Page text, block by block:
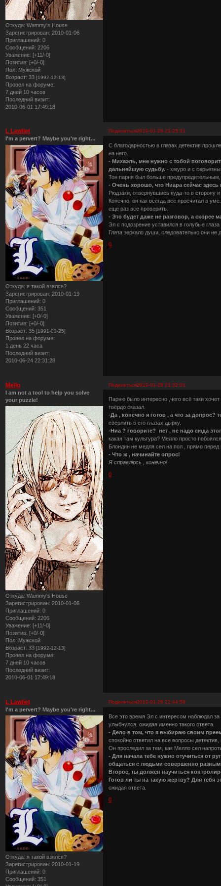
Откуда: Wammy's House
Зарегистрирован: 2010-01-06
Приглашений: 0
Сообщений: 2206
Уважение: [+11/-0]
Позитив: [+0/-0]
Пол: Мужской
Возраст: 33 [1992-12-13]
Провел на форуме:
7 дней 10 часов
Последний визит:
2010-06-01 17:49:18
Поделиться2010-01-28 21:25:31
L Lawliet
I'm a pervert? Maybe you're right...
Откуда: я такой взялся?
Зарегистрирован: 2010-01-19
Приглашений: 0
Сообщений: 351
Уважение: [+0/-0]
Позитив: [+0/-0]
Возраст: 35 [1991-03-25]
Провел на форуме:
1 день 22 часа
Последний визит:
2010-06-24 22:31:28
С благодарностью в глазах детектив
на него.
- Михаэль, мне нужно с тобой
дальнейшую судьбу. - хмуро и с
Тон парня был больше
- Очень хорошо, что Ниара сейчас
Рюдзаки, отвернувшись куда-то в сторону
Конечно, он как всегда все просчитал в
еще раз все проверить.
- Это будет даже не разговор, а скорее
Эл с подозрение уставился в голубые
Глаза зеркало души, следовательно они не
0
Поделиться2010-01-28 21:32:01
Mello
I am not a tool to help you solve
your puzzle!
Откуда: Wammy's House
Зарегистрирован: 2010-01-06
Приглашений: 0
Сообщений: 2206
Уважение: [+11/-0]
Позитив: [+0/-0]
Пол: Мужской
Возраст: 33 [1992-12-13]
Провел на форуме:
7 дней 10 часов
Последний визит:
2010-06-01 17:49:18
Парню было интересно ,чего всё таки
твёрдо сказал.
-Да , конечно я готов , а что за допрос?
сверлить в его глазах дырку.
-Ниа ? говорите? нет , не надо сюда
какая там культура? Мелло просто
Блондин не медля сел на пол , прямо перед
- Что ж , начинайте опрос!
Я справлюсь , конечно!
0
Поделиться2010-01-28 21:44:58
L Lawliet
I'm a pervert? Maybe you're right...
Откуда: я такой взялся?
Зарегистрирован: 2010-01-19
Приглашений: 0
Сообщений: 351
Все это время Эл с интересом наблюдал за
улыбнулся, ожидая именно такого ответа.
- Дело в том, что я выбираю своим
спокойно ответил на все вопросы
Он проследил за тем, как Мелло сел
- Для начала тебе нужно отучиться от
общаться с людьми совершенно
Второе, ты должен научиться
Готов ли ты на такую жертву? Для тебя
ожидая ответа.
0